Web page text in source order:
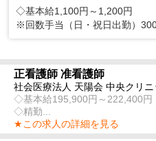
◇基本給1,100円～1,200円
※回数手当（日・祝日出勤）
正看護師 准看護師
社会医療法人 天陽会 中央クリ
◇基本給195,900円～222,400円
◇精勤...
★この求人の詳細を見る